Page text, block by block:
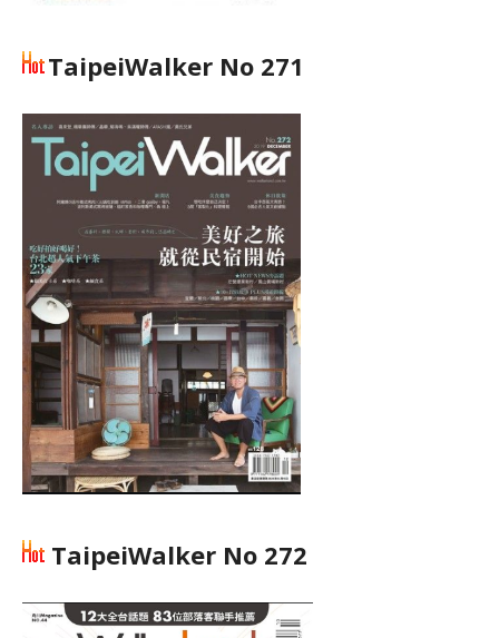
TaipeiWalker No 271
TaipeiWalker No 272